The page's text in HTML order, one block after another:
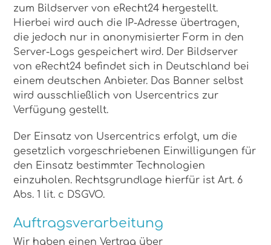
zum Bildserver von eRecht24 hergestellt.
Hierbei wird auch die IP-Adresse übertragen,
die jedoch nur in anonymisierter Form in den
Server-Logs gespeichert wird. Der Bildserver
von eRecht24 befindet sich in Deutschland bei
einem deutschen Anbieter. Das Banner selbst
wird ausschließlich von Usercentrics zur
Verfügung gestellt.
Der Einsatz von Usercentrics erfolgt, um die
gesetzlich vorgeschriebenen Einwilligungen für
den Einsatz bestimmter Technologien
einzuholen. Rechtsgrundlage hierfür ist Art. 6
Abs. 1 lit. c DSGVO.
Auftragsverarbeitung
Wir haben einen Vertrag über